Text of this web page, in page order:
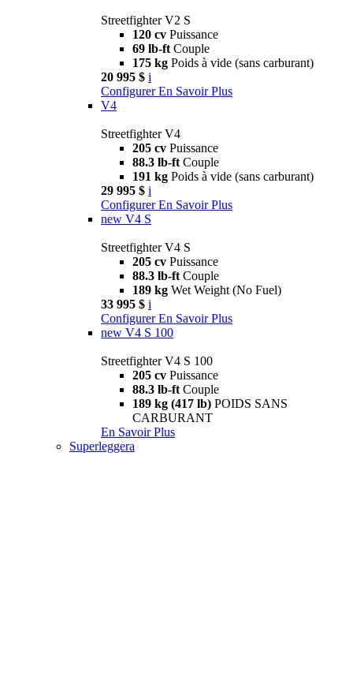
Streetfighter V2 S
120 cv Puissance
69 lb-ft Couple
175 kg Poids à vide (sans carburant)
20 995 $ i
Configurer En Savoir Plus
V4
Streetfighter V4
205 cv Puissance
88.3 lb-ft Couple
191 kg Poids à vide (sans carburant)
29 995 $ i
Configurer En Savoir Plus
new V4 S
Streetfighter V4 S
205 cv Puissance
88.3 lb-ft Couple
189 kg Wet Weight (No Fuel)
33 995 $ i
Configurer En Savoir Plus
new V4 S 100
Streetfighter V4 S 100
205 cv Puissance
88.3 lb-ft Couple
189 kg (417 lb) POIDS SANS
CARBURANT
En Savoir Plus
Superleggera